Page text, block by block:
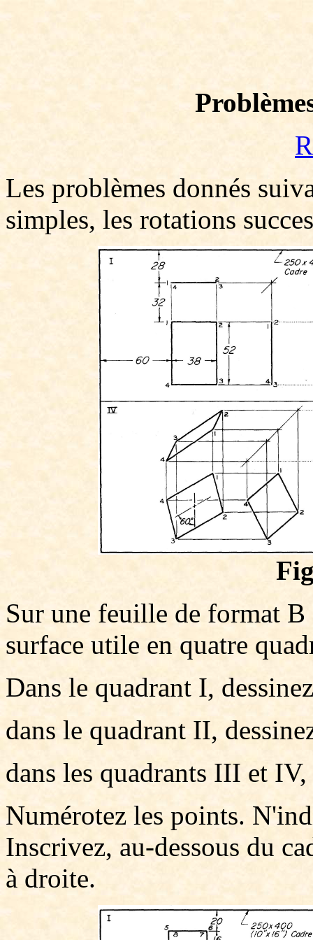
Les problèmes donnés
simples, les rotations
Sur une feuille de format
surface utile en quatre
Dans le quadrant I,
dans le quadrant II,
dans les quadrants III et
Numérotez les points.
Inscrivez, au-dessous du
à droite.